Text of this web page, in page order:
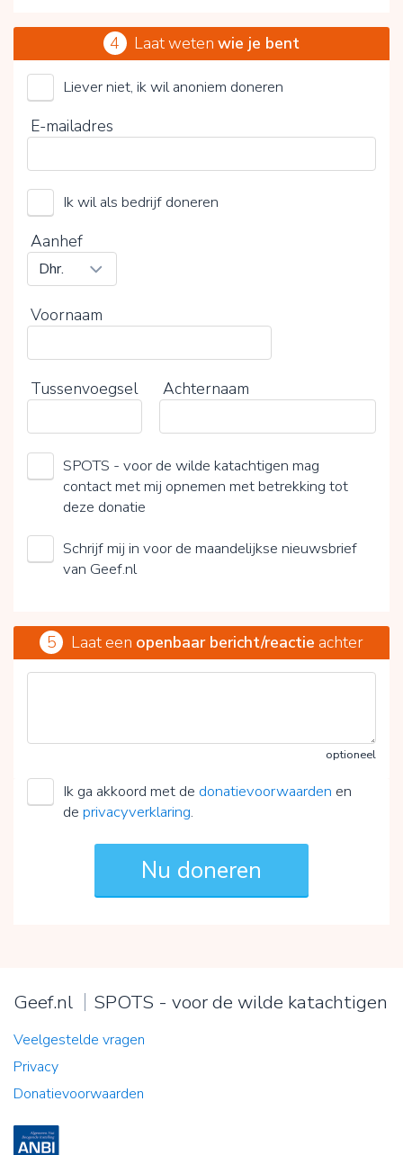
Kies je vrijwillige bijdrage
0%
4 Laat wetenwie je bent
Liever niet, ik wil anoniem doneren
E-mailadres
Ik wil als bedrijf doneren
Aanhef
Voornaam
Tussenvoegsel Achternaam
SPOTS - voor de wilde katachtigen mag
contact met mij opnemen met betrekking tot
deze donatie
Schrijf mij in voor de maandelijkse nieuwsbrief
van Geef.nl
5 Laat een openbaar bericht/reactie achter
optioneel
Ik ga akkoord met de donatievoorwaarden en
de privacyverklaring.
Geef.nl SPOTS - voor de wilde katachtigen
Veelgestelde vragen
Privacy
Donatievoorwaarden